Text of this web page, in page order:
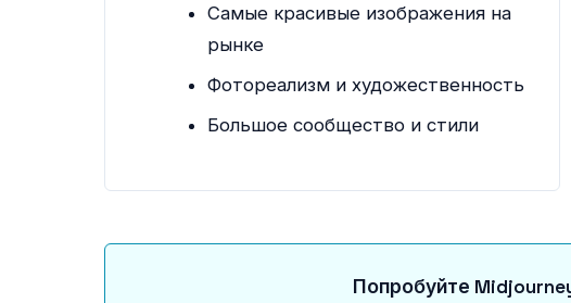
Самые красивые изображения на
рынке
Фотореализм и художественность
Большое сообщество и стили
Попробуйте